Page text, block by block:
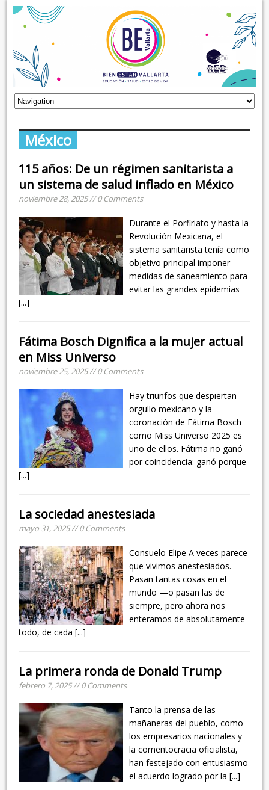
México
115 años: De un régimen sanitarista a
un sistema de salud inflado en México
noviembre 28, 2025 // 0 Comments
Durante el Porfiriato y hasta la
Revolución Mexicana, el
sistema sanitarista tenía como
objetivo principal imponer
medidas de saneamiento para
evitar las grandes epidemias
[...]
Fátima Bosch Dignifica a la mujer actual
en Miss Universo
noviembre 25, 2025 // 0 Comments
Hay triunfos que despiertan
orgullo mexicano y la
coronación de Fátima Bosch
como Miss Universo 2025 es
uno de ellos. Fátima no ganó
por coincidencia: ganó porque
[...]
La sociedad anestesiada
mayo 31, 2025 // 0 Comments
Consuelo Elipe A veces parece
que vivimos anestesiados.
Pasan tantas cosas en el
mundo —o pasan las de
siempre, pero ahora nos
enteramos de absolutamente
todo, de cada[...]
La primera ronda de Donald Trump
febrero 7, 2025 // 0 Comments
Tanto la prensa de las
mañaneras del pueblo, como
los empresarios nacionales y
la comentocracia oficialista,
han festejado con entusiasmo
el acuerdo logrado por la[...]